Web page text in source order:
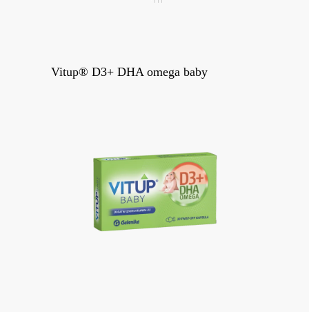
Vitup® D3+ DHA omega baby